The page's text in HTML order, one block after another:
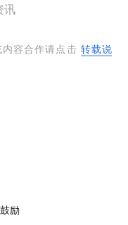
讯
容合作请点击 转载说
励